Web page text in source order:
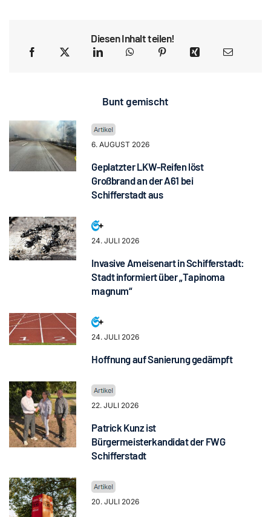
Diesen Inhalt teilen!
Bunt gemischt
6. AUGUST 2026
Geplatzter LKW-Reifen löst
Großbrand an der A61 bei
Schifferstadt aus
24. JULI 2026
Invasive Ameisenart in Schifferstadt:
Stadt informiert über „Tapinoma
magnum“
24. JULI 2026
Hoffnung auf Sanierung gedämpft
22. JULI 2026
Patrick Kunz ist
Bürgermeisterkandidat der FWG
Schifferstadt
20. JULI 2026